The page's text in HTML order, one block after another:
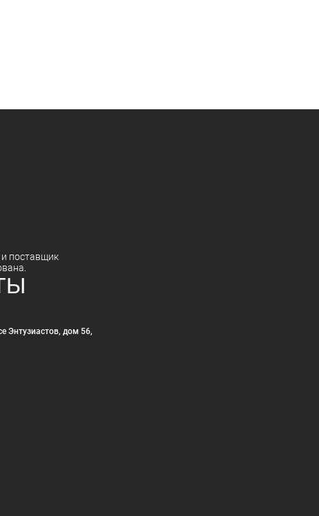
и поставщик
Энтузиастов, дом 56,